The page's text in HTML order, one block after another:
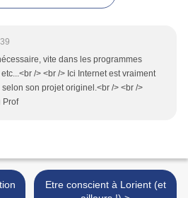
vite dans les programmes
/> <br /> Ici Internet est vraiment
son projet originel.<br /> <br />
Prof
Etre conscient à Lorient (et